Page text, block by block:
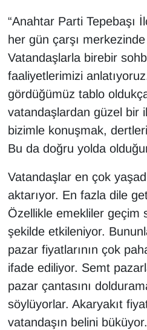
“Anahtar Parti Tepebaşı
her gün çarşı
Vatandaşlarla birebir
faaliyetlerimizi
gördüğümüz tablo
vatandaşlardan güzel bir
bizimle konuşmak,
Bu da doğru yolda
Vatandaşlar en çok
aktarıyor. En fazla dile
Özellikle emekliler geçim
şekilde etkileniyor.
pazar fiyatlarının çok
ifade ediliyor. Semt
pazar çantasını
söylüyorlar. Akaryakıt
vatandaşın belini büküyor.